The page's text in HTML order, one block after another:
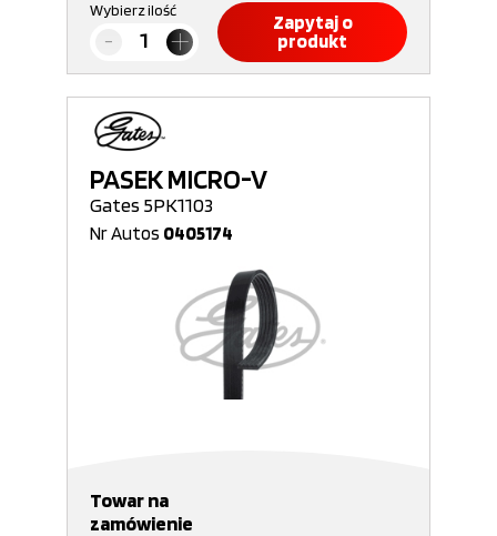
Wybierz ilość
Zapytaj o
produkt
PASEK MICRO-V
Gates 5PK1103
Nr Autos 0405174
Towar na
zamówienie